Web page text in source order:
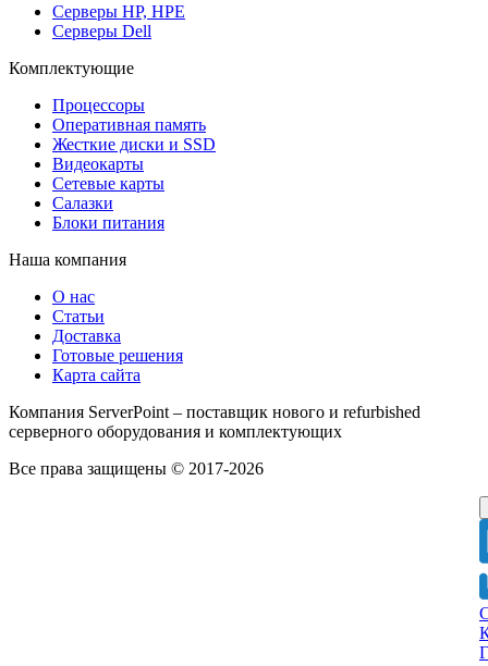
Серверы HP, HPE
Серверы Dell
Комплектующие
Процессоры
Оперативная память
Жесткие диски и SSD
Видеокарты
Сетевые карты
Салазки
Блоки питания
Наша компания
О нас
Статьи
Доставка
Готовые решения
Карта сайта
Компания ServerPoint – поставщик нового и refurbished
серверного оборудования и комплектующих
Все права защищены © 2017-2026